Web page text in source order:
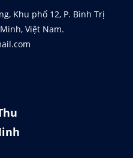
Khu phố 12, P. Bình Trị
Việt Nam.